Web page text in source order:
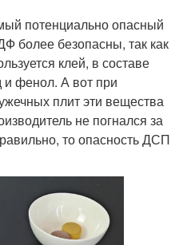
потенциально опасный
безопасны, так как
клей, в составе
и фенол. А вот при
плит эти вещества
не погнался за
то опасность ДСП